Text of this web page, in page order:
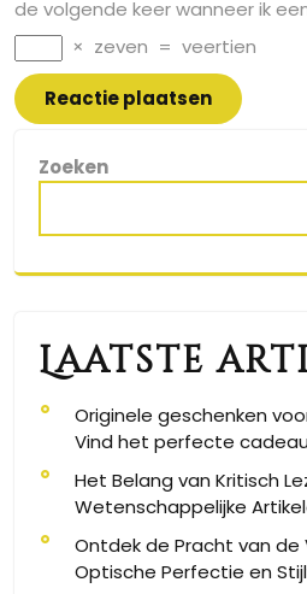
de volgende keer wanneer ik
× zeven = veertien
Zoeken
Laatste
Originele geschenken
Vind het perfecte
Het Belang van Kritisch
Wetenschappelijke
Ontdek de Pracht van de
Optische Perfectie en